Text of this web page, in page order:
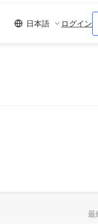
日本語 ログイン
最